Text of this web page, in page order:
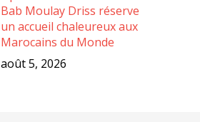
Bab Moulay Driss réserve
un accueil chaleureux aux
Marocains du Monde
août 5, 2026